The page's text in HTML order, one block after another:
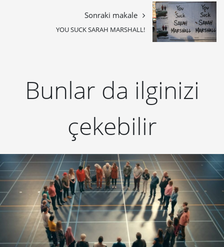
Sonraki makale
YOU SUCK SARAH MARSHALL!
Bunlar da ilginizi
çekebilir